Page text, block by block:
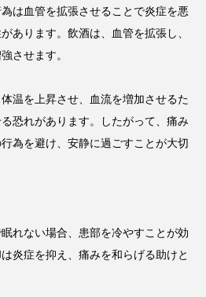
は血管を拡張させることで炎症を悪
あります。飲酒は、血管を拡張し、
させます。
温を上昇させ、血流を増加させるた
恐れがあります。したがって、痛み
為を避け、安静に過ごすことが大切
れない場合、患部を冷やすことが効
炎症を抑え、痛みを和らげる助けと